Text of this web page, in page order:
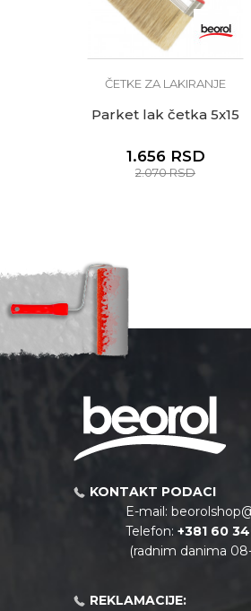
ČETKE ZA LAKIRANJE
Parket lak četka 5x15
1.656 RSD
2.070RSD
KONTAKT PODACI
E-mail:
Telefon: +381 60
(radnim danima
REKLAMACIJE: